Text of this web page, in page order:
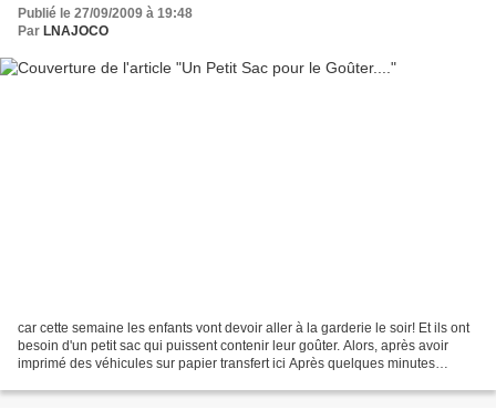
Publié le 27/09/2009 à 19:48
Par LNAJOCO
car cette semaine les enfants vont devoir aller à la garderie le soir! Et ils ont
besoin d'un petit sac qui puissent contenir leur goûter. Alors, après avoir
imprimé des véhicules sur papier transfert ici Après quelques minutes